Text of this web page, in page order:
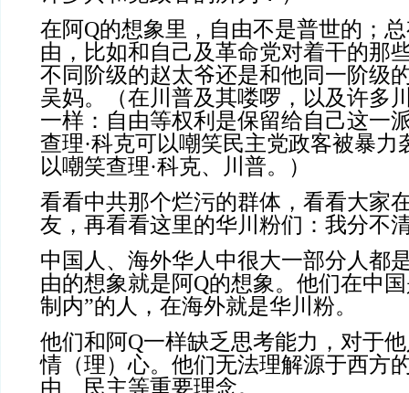
在阿Q的想象里，自由不是普世的；
由，比如和自己及革命党对着干的那
不同阶级的赵太爷还是和他同一阶级
吴妈。（在川普及其喽啰，以及许多
一样：自由等权利是保留给自己这一
查理·科克可以嘲笑民主党政客被暴力
以嘲笑查理·科克、川普。）
看看中共那个烂污的群体，看看大家
友，再看看这里的华川粉们：我分不
中国人、海外华人中很大一部分人都
由的想象就是阿Q的想象。他们在中
制内”的人，在海外就是华川粉。
他们和阿Q一样缺乏思考能力，对于
情（理）心。他们无法理解源于西方
由、民主等重要理念。